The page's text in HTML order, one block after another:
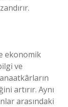
ekonomik
ve
artırır. Aynı
arasındaki